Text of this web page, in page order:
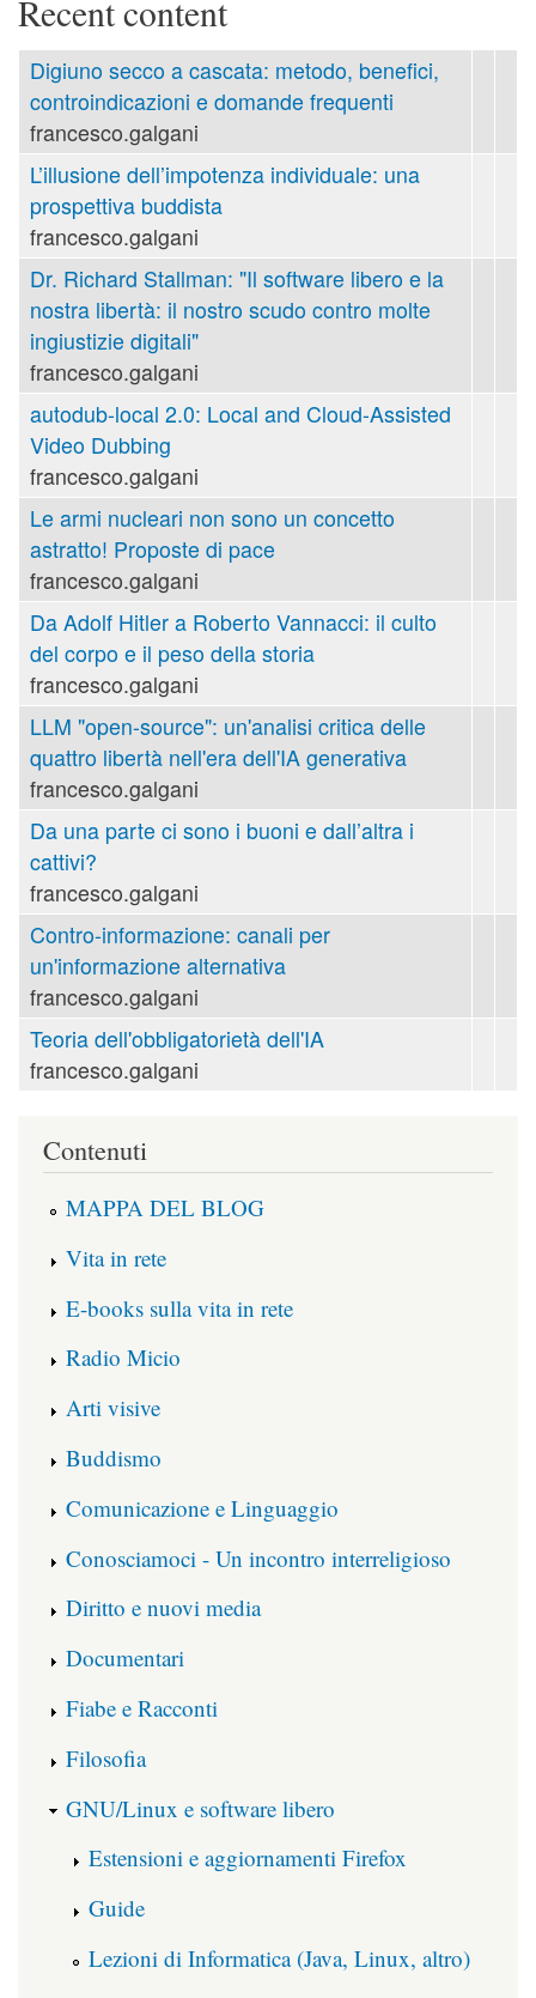
Recent content
Digiuno secco a cascata: metodo, benefici,
controindicazioni e domande frequenti
francesco.galgani
L’illusione dell’impotenza individuale: una
prospettiva buddista
francesco.galgani
Dr. Richard Stallman: "Il software libero e la
nostra libertà: il nostro scudo contro molte
ingiustizie digitali"
francesco.galgani
autodub-local 2.0: Local and Cloud-Assisted
Video Dubbing
francesco.galgani
Le armi nucleari non sono un concetto
astratto! Proposte di pace
francesco.galgani
Da Adolf Hitler a Roberto Vannacci: il culto
del corpo e il peso della storia
francesco.galgani
LLM "open-source": un'analisi critica delle
quattro libertà nell'era dell'IA generativa
francesco.galgani
Da una parte ci sono i buoni e dall’altra i
cattivi?
francesco.galgani
Contro-informazione: canali per
un'informazione alternativa
francesco.galgani
Teoria dell'obbligatorietà dell'IA
francesco.galgani
Contenuti
MAPPA DEL BLOG
Vita in rete
E-books sulla vita in rete
Radio Micio
Arti visive
Buddismo
Comunicazione e Linguaggio
Conosciamoci - Un incontro interreligioso
Diritto e nuovi media
Documentari
Fiabe e Racconti
Filosofia
GNU/Linux e software libero
Estensioni e aggiornamenti Firefox
Guide
Lezioni di Informatica (Java, Linux, altro)